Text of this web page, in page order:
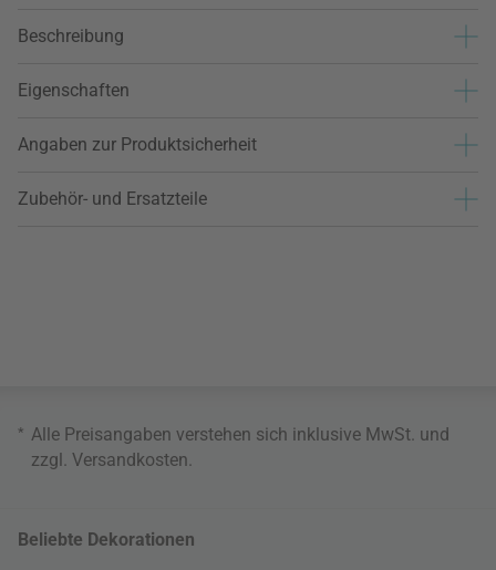
Beschreibung
Eigenschaften
Angaben zur Produktsicherheit
Zubehör- und Ersatzteile
* Alle Preisangaben verstehen sich inklusive MwSt. und
zzgl. Versandkosten
Beliebte Dekorationen